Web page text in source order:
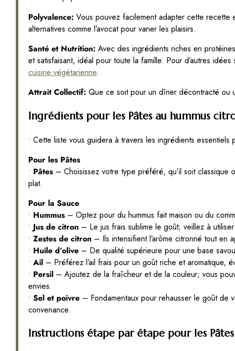
Polyvalence: Vous pouvez facilement adapter cette recette
alternatives comme l’avocat pour varier les plaisirs.
Santé et Nutrition: Avec des ingrédients riches en
et satisfaisant, idéal pour toute la famille. Pour d’autres
cuisine végétarienne.
Attrait Collectif: Que ce soit pour un dîner décontracté ou
Ingrédients pour les Pâtes au hummus
• Cette liste vous guidera à travers les ingrédients
Pour les Pâtes
• Pâtes – Choisissez votre type préféré, qu’il soit classique
plat.
Pour la Sauce
• Hummus – Optez pour du hummus fait maison ou du
• Jus de citron – Le jus frais sublime le goût; veillez à
• Zestes de citron – Ils intensifient l’arôme citronné tout en
• Huile d’olive – De qualité supérieure pour une base
• Ail – Préférez l’ail frais pour un goût riche et aromatique,
• Persil – Ajoutez de la fraîcheur et de la couleur; vous
envies.
• Sel et poivre – Fondamentaux pour rehausser le goût de
convenance.
Instructions étape par étape pour les